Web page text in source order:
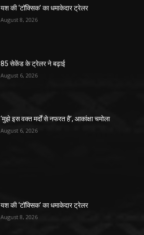
यश की ‘टॉक्सिक’ का धमाकेदार ट्रेलर
August 8, 2026
85 सेकेंड के ट्रेलर ने बढ़ाई
August 6, 2026
‘मुझे इस वक्त मर्दों से नफरत है’, आकांक्षा चमोला
August 6, 2026
यश की ‘टॉक्सिक’ का धमाकेदार ट्रेलर
August 8, 2026